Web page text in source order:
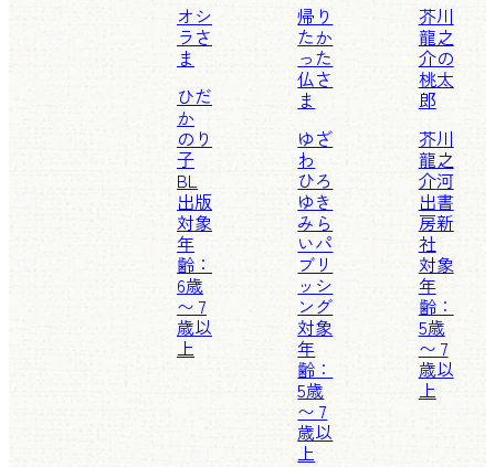
オシ
ラさ
ま
ひだ
か
のり
子
BL
出版
対象
年
齢：
6歳
〜 7
歳以
上
帰り
たか
った
仏さ
ま
ゆざ
わ
ひろ
ゆき
みら
いパ
ブリ
ッシ
ング
対象
年
齢：
5歳
〜 7
歳以
上
芥川
龍之
介の
桃太
郎
芥川
龍之
介河
出書
房新
社
対象
年
齢：
5歳
〜 7
歳以
上